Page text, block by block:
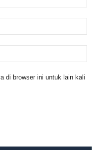
di browser ini untuk lain kali